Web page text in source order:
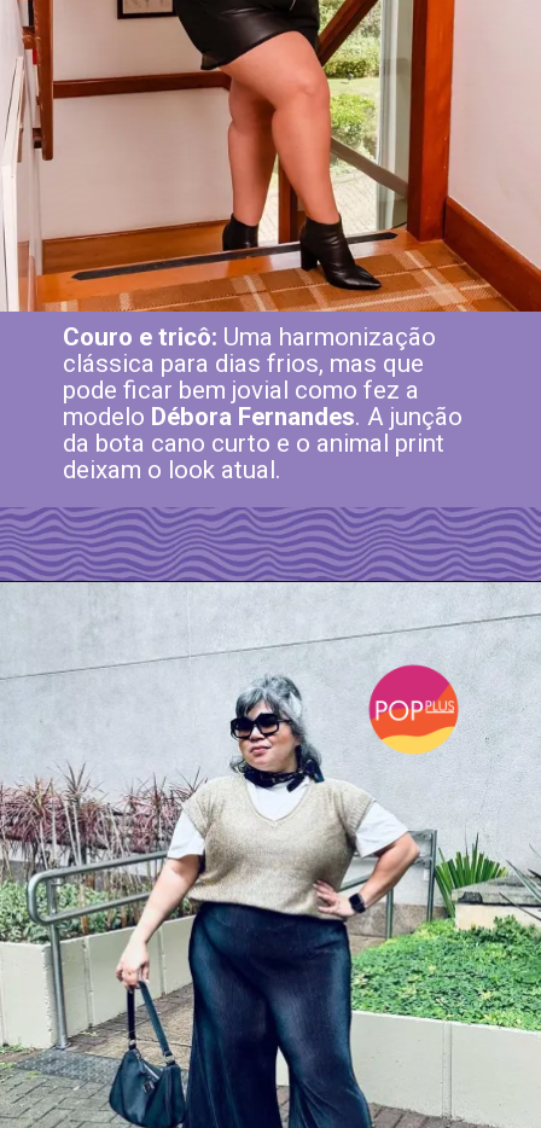
Couro e tricô: Uma harmonização
clássica para dias frios, mas que
pode ficar bem jovial como fez a
modelo Débora Fernandes. A junção
da bota cano curto e o animal print
deixam o look atual.